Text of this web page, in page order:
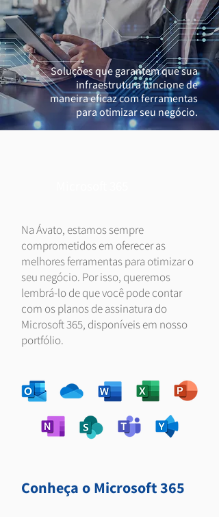
Soluções que garantem que sua
infraestrutura funcione de
maneira eficaz com ferramentas
para otimizar seu negócio.
Na Ávato, estamos sempre
comprometidos em oferecer as
melhores ferramentas para otimizar o
seu negócio. Por isso, queremos
lembrá-lo de que você pode contar
com os planos de assinatura do
Microsoft 365, disponíveis em nosso
portfólio.
Conheça o Microsoft 365